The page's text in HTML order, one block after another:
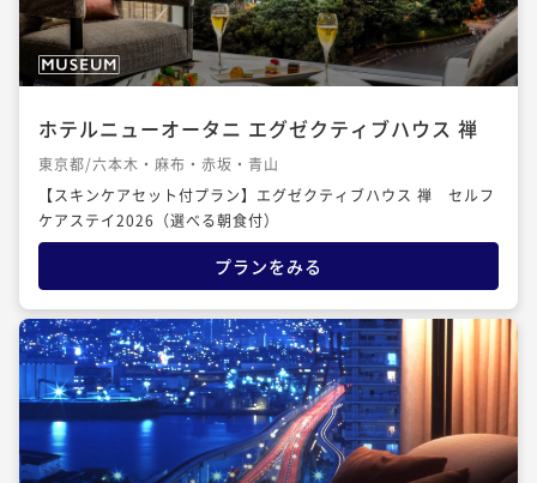
ホテルニューオータニ エグゼクティブハウス 禅
東京都/六本木・麻布・赤坂・青山
【スキンケアセット付プラン】エグゼクティブハウス 禅 セルフ
ケアステイ2026（選べる朝食付）
プランをみる